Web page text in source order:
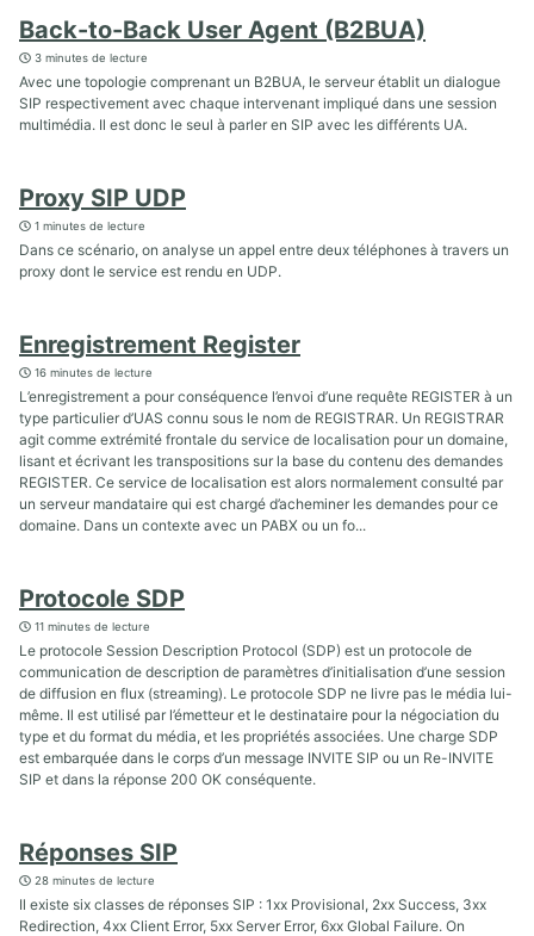
Back-to-Back User Agent (B2BUA)
3 minutes de lecture
Avec une topologie comprenant un B2BUA, le serveur établit un dialogue
SIP respectivement avec chaque intervenant impliqué dans une session
multimédia. Il est donc le seul à parler en SIP avec les différents UA.
Proxy SIP UDP
1 minutes de lecture
Dans ce scénario, on analyse un appel entre deux téléphones à travers un
proxy dont le service est rendu en UDP.
Enregistrement Register
16 minutes de lecture
L’enregistrement a pour conséquence l’envoi d’une requête REGISTER à un
type particulier d’UAS connu sous le nom de REGISTRAR. Un REGISTRAR
agit comme extrémité frontale du service de localisation pour un domaine,
lisant et écrivant les transpositions sur la base du contenu des demandes
REGISTER. Ce service de localisation est alors normalement consulté par
un serveur mandataire qui est chargé d’acheminer les demandes pour ce
domaine. Dans un contexte avec un PABX ou un fo...
Protocole SDP
11 minutes de lecture
Le protocole Session Description Protocol (SDP) est un protocole de
communication de description de paramètres d’initialisation d’une session
de diffusion en flux (streaming). Le protocole SDP ne livre pas le média lui-
même. Il est utilisé par l’émetteur et le destinataire pour la négociation du
type et du format du média, et les propriétés associées. Une charge SDP
est embarquée dans le corps d’un message INVITE SIP ou un Re-INVITE
SIP et dans la réponse 200 OK conséquente.
Réponses SIP
28 minutes de lecture
Il existe six classes de réponses SIP : 1xx Provisional, 2xx Success, 3xx
Redirection, 4xx Client Error, 5xx Server Error, 6xx Global Failure. On